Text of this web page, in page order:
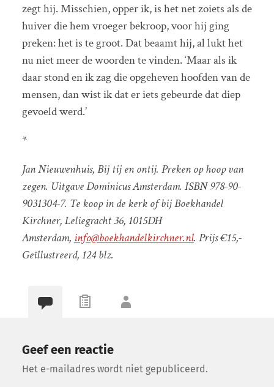
zegt hij. Misschien, opper ik, is het net zoiets als de
huiver die hem vroeger bekroop, voor hij ging
preken: het is te groot. Dat beaamt hij, al lukt het
nu niet meer de woorden te vinden. ‘Maar als ik
daar stond en ik zag die opgeheven hoofden van de
mensen, dan wist ik dat er iets gebeurde dat diep
gevoeld werd.’
*
Jan Nieuwenhuis, Bij tij en ontij. Preken op hoop van
zegen. Uitgave Dominicus Amsterdam. ISBN 978-90-
9031304-7. Te koop in de kerk of bij Boekhandel
Kirchner, Leliegracht 36, 1015DH
Amsterdam,info@boekhandelkirchner.nl. Prijs €15,-
Geïllustreerd, 124 blz.
Geef een reactie
Het e-mailadres wordt niet gepubliceerd.